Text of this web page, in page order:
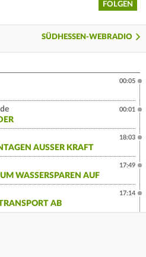
FOLGEN
SÜDHESSEN-WEBRADIO
00:05
00:01
AUSSER KRAFT
18:03
WASSERSPAREN AUF
17:49
AB
17:14